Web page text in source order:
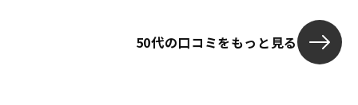
50代の口コミをもっと見る